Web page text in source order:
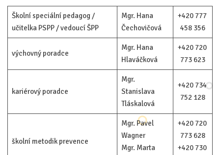
Školní speciální pedagog /
učitelka PSPP / vedoucí ŠPP
Mgr. Hana
Čechovičová
+420 777
458 356
výchovný poradce
Mgr. Hana
Hlaváčková
+420 720
773 623
kariérový poradce
Mgr.
Stanislava
Tláskalová
+420 734
752 128
školní metodik prevence
Mgr. Pavel
Wagner
Mgr. Marta
+420 720
773 628
+420 730